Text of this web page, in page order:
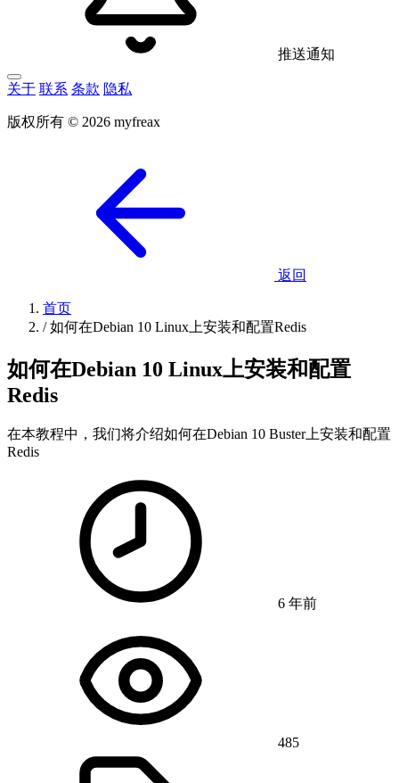
推送通知
关于 联系 条款 隐私
版权所有 © 2026 myfreax
返回
首页
/ 如何在Debian 10 Linux上安装和配置Redis
如何在Debian 10 Linux上安装和配置
Redis
在本教程中，我们将介绍如何在Debian 10 Buster上安装和配置
Redis
6 年前
485